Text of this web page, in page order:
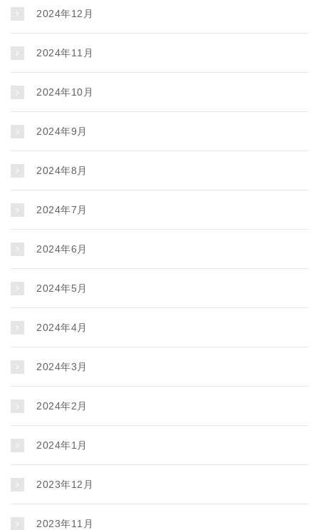
2024年12月
2024年11月
2024年10月
2024年9月
2024年8月
2024年7月
2024年6月
2024年5月
2024年4月
2024年3月
2024年2月
2024年1月
2023年12月
2023年11月